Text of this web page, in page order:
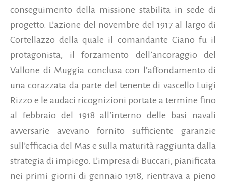
conseguimento della missione stabilita in sede di
progetto. L’azione del novembre del 1917 al largo di
Cortellazzo della quale il comandante Ciano fu il
protagonista, il forzamento dell’ancoraggio del
Vallone di Muggia conclusa con l’affondamento di
una corazzata da parte del tenente di vascello Luigi
Rizzo e le audaci ricognizioni portate a termine fino
al febbraio del 1918 all’interno delle basi navali
avversarie avevano fornito sufficiente garanzie
sull’efficacia del Mas e sulla maturità raggiunta dalla
strategia di impiego. L’impresa di Buccari, pianificata
nei primi giorni di gennaio 1918, rientrava a pieno